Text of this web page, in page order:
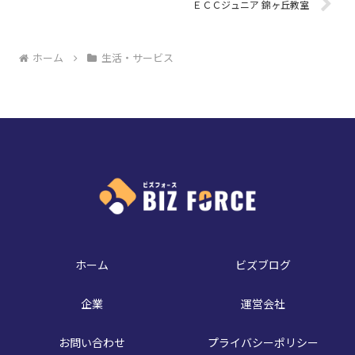
ＥＣＣジュニア 錦ヶ丘教室
ホーム 生活・サービス
ホーム ビズブログ
企業 運営会社
お問い合わせ プライバシーポリシー